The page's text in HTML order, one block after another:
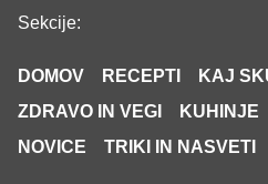
Sekcije:
DOMOV RECEPTI
KAJ
ZDRAVO IN VEGI
KUHINJE
NOVICE
TRIKI IN NASVETI